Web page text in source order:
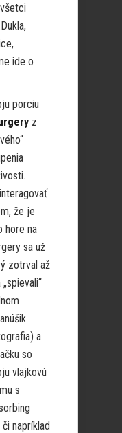
ide o
porciu
z
že je
hore na
sa už
zotrval až
a
so
vlajkovú
s
napríklad